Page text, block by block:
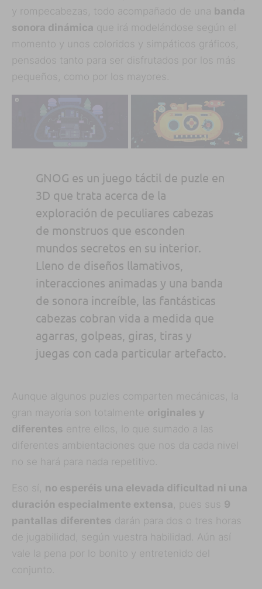
y rompecabezas, todo acompañado de una banda
sonora dinámica que irá modelándose según el
momento y unos coloridos y simpáticos gráficos,
pensados tanto para ser disfrutados por los más
pequeños, como por los mayores.
GNOG es un juego táctil de puzle en
3D que trata acerca de la
exploración de peculiares cabezas
de monstruos que esconden
mundos secretos en su interior.
Lleno de diseños llamativos,
interacciones animadas y una banda
de sonora increíble, las fantásticas
cabezas cobran vida a medida que
agarras, golpeas, giras, tiras y
juegas con cada particular artefacto.
Aunque algunos puzles comparten mecánicas, la
gran mayoría son totalmente originales y
diferentes entre ellos, lo que sumado a las
diferentes ambientaciones que nos da cada nivel
no se hará para nada repetitivo.
Eso sí, no esperéis una elevada dificultad ni una
duración especialmente extensa , pues sus 9
pantallas diferentes darán para dos o tres horas
de jugabilidad, según vuestra habilidad. Aún así
vale la pena por lo bonito y entretenido del
conjunto.